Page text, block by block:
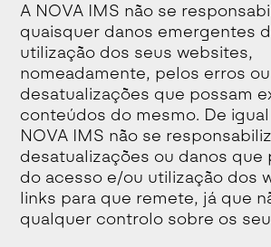
A NOVA IMS não se
quaisquer danos emergentes
utilização dos seus websites,
nomeadamente, pelos erros ou
desatualizações que possam
conteúdos do mesmo. De
NOVA IMS não se
desatualizações ou danos que
do acesso e/ou utilização dos
links para que remete, já que
qualquer controlo sobre os